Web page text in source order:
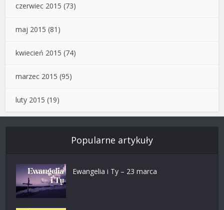
czerwiec 2015 (73)
maj 2015 (81)
kwiecień 2015 (74)
marzec 2015 (95)
luty 2015 (19)
Popularne artykuły
Ewangelia i Ty – 23 marca